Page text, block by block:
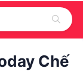
Chế